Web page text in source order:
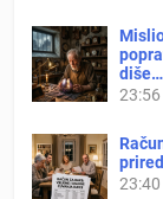
diše…
23:56
23:40